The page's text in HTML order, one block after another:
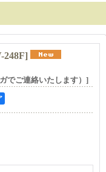
248F]
でご連絡いたします）]